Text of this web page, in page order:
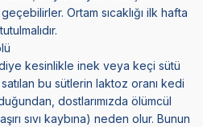
Ortam sıcaklığı ilk hafta
kesinlikle inek veya keçi sütü
bu sütlerin laktoz oranı kedi
dostlarımızda ölümcül
sıvı kaybına) neden olur. Bunun